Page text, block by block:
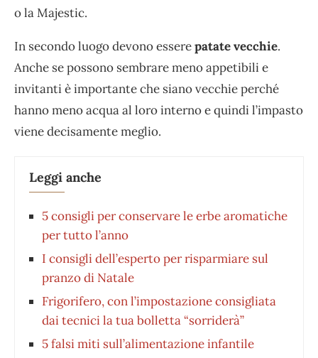
o la Majestic.
In secondo luogo devono esserepatate vecchie.
Anche se possono sembrare meno appetibili e
invitanti è importante che siano vecchie perché
hanno meno acqua al loro interno e quindi l’impasto
viene decisamente meglio.
Leggi anche
5 consigli per conservare le erbe aromatiche
per tutto l’anno
I consigli dell’esperto per risparmiare sul
pranzo di Natale
Frigorifero, con l’impostazione consigliata
dai tecnici la tua bolletta “sorriderà”
5 falsi miti sull’alimentazione infantile